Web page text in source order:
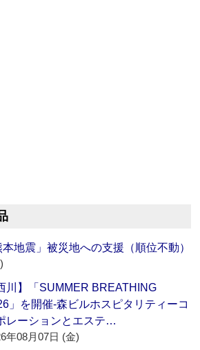
地震」被災地への支援（順位不動）
川】「SUMMER BREATHING
」を開催‐森ビルホスピタリティーコ
レーションとエステ…
年08月07日 (金)